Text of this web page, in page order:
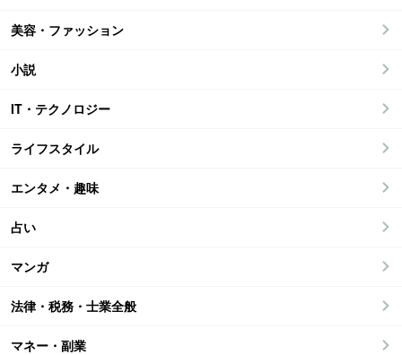
美容・ファッション
小説
IT・テクノロジー
ライフスタイル
エンタメ・趣味
占い
マンガ
法律・税務・士業全般
マネー・副業